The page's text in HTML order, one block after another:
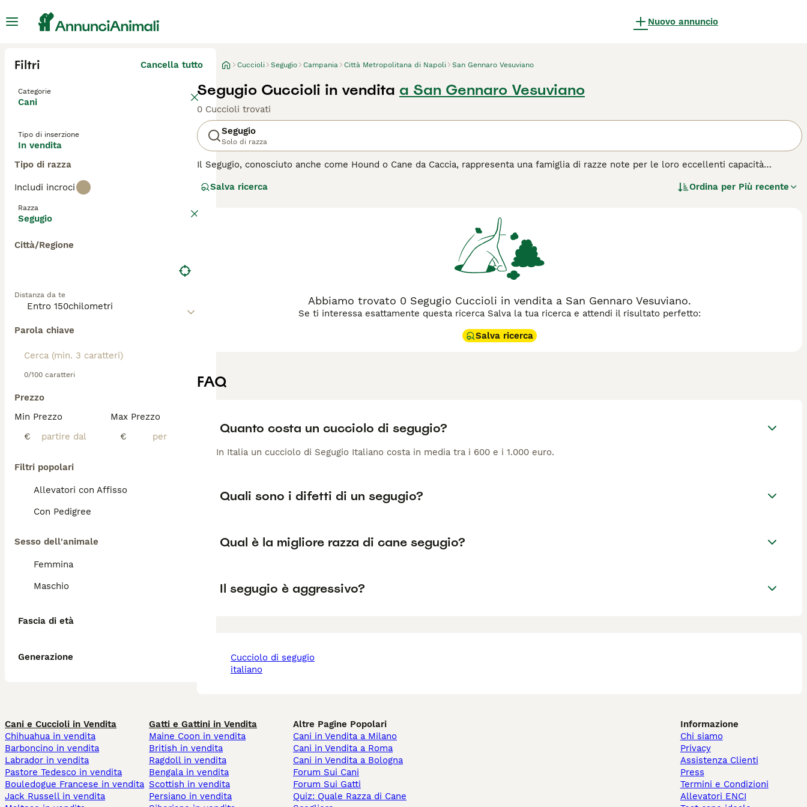
Nuovo annuncio
Filtri Cancella tutto
Categorie
Cani
Tipo di inserzione
In vendita
Tipo di razza
Includi incroci
Razza
Segugio
Città/Regione
Distanza da te
Parola chiave
0/100 caratteri
Prezzo
Min Prezzo
€
Max Prezzo
€
Filtri popolari
Allevatori con Affisso
Con Pedigree
Sesso dell'animale
Femmina
Maschio
Fascia di età
Generazione
Cuccioli Segugio Campania Città Metropolitana di Napoli San Gennaro Vesuviano
Segugio Cuccioli in vendita a San Gennaro Vesuviano
0 Cuccioli trovati
Segugio
Solo di razza
Il Segugio, conosciuto anche come Hound o Cane da Caccia, rappresenta una famiglia di razze note per le loro eccellenti capacità
Italiano, il Beagle o il Bloodhound, sono uniti dalla passione per la caccia e l'attività all'aperto. Caratterizzati da un forte istinto, sono
per mantenere un comportamento equilibrato. Ideali per chi ama le lunghe passeggiate nella natura, i Segugi sanno essere anche dolci e
tranquilli compagni domestici, purché possano soddisfare il loro bisogno di esplorazione.
Segugio come compagno, leggi la guida all'acquistoper questa razza per garantire una convivenza felice e
Salva ricerca Ordina per Più recente
Abbiamo trovato 0 Segugio Cuccioli in vendita a San Gennaro Vesuviano.
Se ti interessa esattamente questa ricerca Salva la tua ricerca e attendi il risultato perfetto:
Salva ricerca
FAQ
Quanto costa un cucciolo di segugio?
In Italia un cucciolo di Segugio Italiano costa in media tra i 600 e i 1.000 euro.
Quali sono i difetti di un segugio?
Qual è la migliore razza di cane segugio?
Il segugio è aggressivo?
cucciolo di segugio
italiano
Cani e Cuccioli in Vendita
Chihuahua in vendita
Barboncino in vendita
Labrador in vendita
Pastore Tedesco in vendita
Bouledogue Francese in vendita
Jack Russell in vendita
Gatti e Gattini in Vendita
Maine Coon in vendita
British in vendita
Ragdoll in vendita
Bengala in vendita
Scottish in vendita
Persiano in vendita
Altre Pagine Popolari
Cani in Vendita a Milano
Cani in Vendita a Roma
Cani in Vendita a Bologna
Forum Sui Cani
Forum Sui Gatti
Quiz: Quale Razza di Cane
Informazione
Chi siamo
Privacy
Assistenza Clienti
Press
Termini e Condizioni
Allevatori ENCI